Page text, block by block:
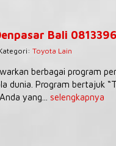
Bali
Toyota Lain
berbagai program
dunia. Program bertajuk
yang... selengkapnya